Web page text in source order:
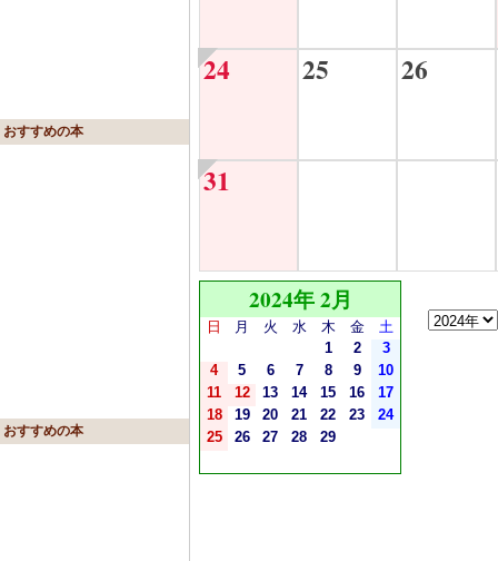
おすすめの本
おすすめの本
24 25 26
31
2024年 2月
日 月 火 水 木 金
土
1
2
3
4
5 6 7 8 9
10
11
12 13 14 15 16
17
18
19 20 21 22 23
24
25
26 27 28 29